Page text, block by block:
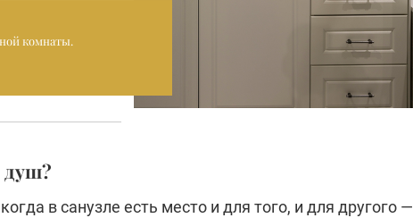
комнаты.
душ?
в санузле есть место и для того, и для другого —